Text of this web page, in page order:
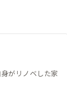
がリノベした家